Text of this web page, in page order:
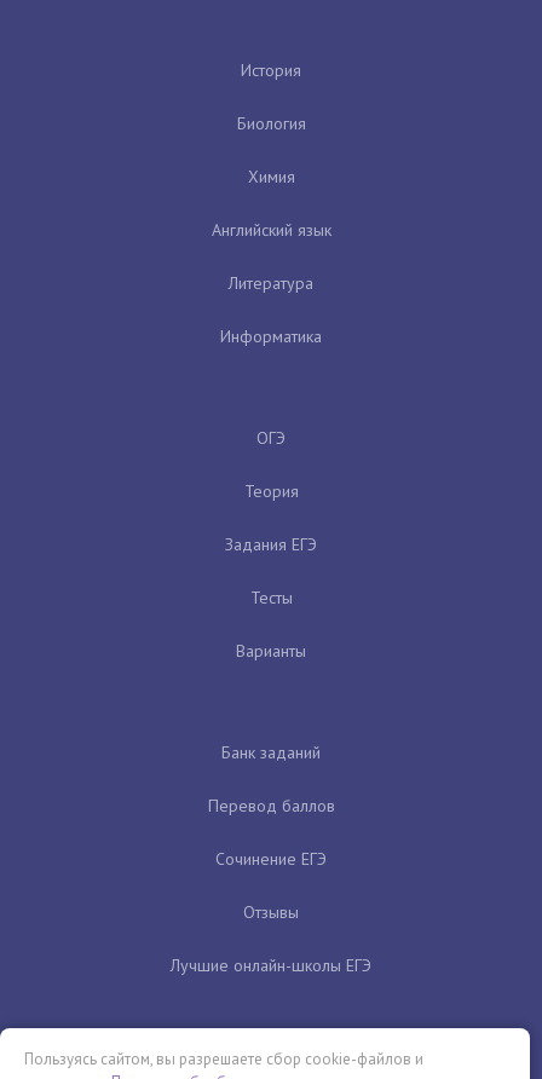
История
Биология
Химия
Английский язык
Литература
Информатика
ОГЭ
Теория
Задания ЕГЭ
Тесты
Варианты
Банк заданий
Перевод баллов
Сочинение ЕГЭ
Отзывы
Лучшие онлайн-школы ЕГЭ
Пользуясь сайтом, вы разрешаете сбор cookie-файлов и